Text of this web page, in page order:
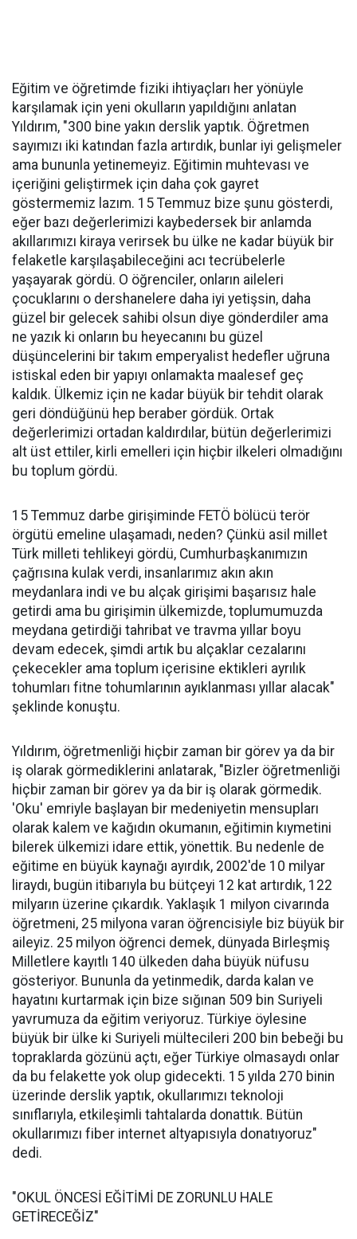
Eğitim ve öğretimde fiziki ihtiyaçları her yönüyle
karşılamak için yeni okulların yapıldığını anlatan
Yıldırım, "300 bine yakın derslik yaptık. Öğretmen
sayımızı iki katından fazla artırdık, bunlar iyi gelişmeler
ama bununla yetinemeyiz. Eğitimin muhtevası ve
içeriğini geliştirmek için daha çok gayret
göstermemiz lazım. 15 Temmuz bize şunu gösterdi,
eğer bazı değerlerimizi kaybedersek bir anlamda
akıllarımızı kiraya verirsek bu ülke ne kadar büyük bir
felaketle karşılaşabileceğini acı tecrübelerle
yaşayarak gördü. O öğrenciler, onların aileleri
çocuklarını o dershanelere daha iyi yetişsin, daha
güzel bir gelecek sahibi olsun diye gönderdiler ama
ne yazık ki onların bu heyecanını bu güzel
düşüncelerini bir takım emperyalist hedefler uğruna
istiskal eden bir yapıyı onlamakta maalesef geç
kaldık. Ülkemiz için ne kadar büyük bir tehdit olarak
geri döndüğünü hep beraber gördük. Ortak
değerlerimizi ortadan kaldırdılar, bütün değerlerimizi
alt üst ettiler, kirli emelleri için hiçbir ilkeleri olmadığını
bu toplum gördü.
15 Temmuz darbe girişiminde FETÖ bölücü terör
örgütü emeline ulaşamadı, neden? Çünkü asil millet
Türk milleti tehlikeyi gördü, Cumhurbaşkanımızın
çağrısına kulak verdi, insanlarımız akın akın
meydanlara indi ve bu alçak girişimi başarısız hale
getirdi ama bu girişimin ülkemizde, toplumumuzda
meydana getirdiği tahribat ve travma yıllar boyu
devam edecek, şimdi artık bu alçaklar cezalarını
çekecekler ama toplum içerisine ektikleri ayrılık
tohumları fitne tohumlarının ayıklanması yıllar alacak"
şeklinde konuştu.
Yıldırım, öğretmenliği hiçbir zaman bir görev ya da bir
iş olarak görmediklerini anlatarak, "Bizler öğretmenliği
hiçbir zaman bir görev ya da bir iş olarak görmedik.
'Oku' emriyle başlayan bir medeniyetin mensupları
olarak kalem ve kağıdın okumanın, eğitimin kıymetini
bilerek ülkemizi idare ettik, yönettik. Bu nedenle de
eğitime en büyük kaynağı ayırdık, 2002'de 10 milyar
liraydı, bugün itibarıyla bu bütçeyi 12 kat artırdık, 122
milyarın üzerine çıkardık. Yaklaşık 1 milyon civarında
öğretmeni, 25 milyona varan öğrencisiyle biz büyük bir
aileyiz. 25 milyon öğrenci demek, dünyada Birleşmiş
Milletlere kayıtlı 140 ülkeden daha büyük nüfusu
gösteriyor. Bununla da yetinmedik, darda kalan ve
hayatını kurtarmak için bize sığınan 509 bin Suriyeli
yavrumuza da eğitim veriyoruz. Türkiye öylesine
büyük bir ülke ki Suriyeli mültecileri 200 bin bebeği bu
topraklarda gözünü açtı, eğer Türkiye olmasaydı onlar
da bu felakette yok olup gidecekti. 15 yılda 270 binin
üzerinde derslik yaptık, okullarımızı teknoloji
sınıflarıyla, etkileşimli tahtalarda donattık. Bütün
okullarımızı fiber internet altyapısıyla donatıyoruz"
dedi.
"OKUL ÖNCESİ EĞİTİMİ DE ZORUNLU HALE
GETİRECEĞİZ"